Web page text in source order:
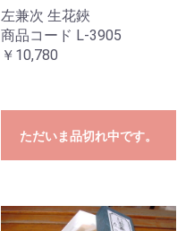
左兼次 生花鋏
商品コード L-3905
￥10,780
ただいま品切れ中です。